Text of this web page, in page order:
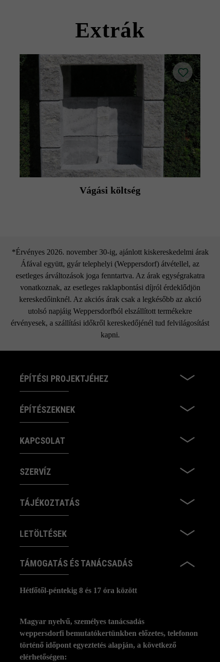
Extrák
Vágási költség
*Érvényes 2026. november 30-ig, ajánlott kiskereskedelmi árak
Áfával együtt, gyár telephelyi (Weppersdorf) átvétellel, az
esetleges árváltozások joga fenntartva. Az árak egységrakatra
vonatkoznak, az esetleges raklapbontási díjról érdeklődjön
kereskedőinknél. Az akciós árak csak a legkésőbb az akció
utolsó napjáig Weppersdorfból elszállított termékekre
érvényesek, a szállítási időkről kereskedőjénél tud felvilágosítást
kapni.
ÉPÍTÉSI PROJEKTJÉHEZ
ÉPÍTÉSZEKNEK
KAPCSOLAT
SZERVÍZ
TÁJÉKOZTATÁS
LETÖLTÉSEK
TÁMOGATÁS ÉS TANÁCSADÁS
Hétfőtől-péntekig 8 és 17 óra között
Magyar nyelvű, személyes tanácsadás
weppersdorfi bemutatókertünkben előzetes, telefonon
történő időpont egyeztetés alapján, a következő
elérhetőségen: